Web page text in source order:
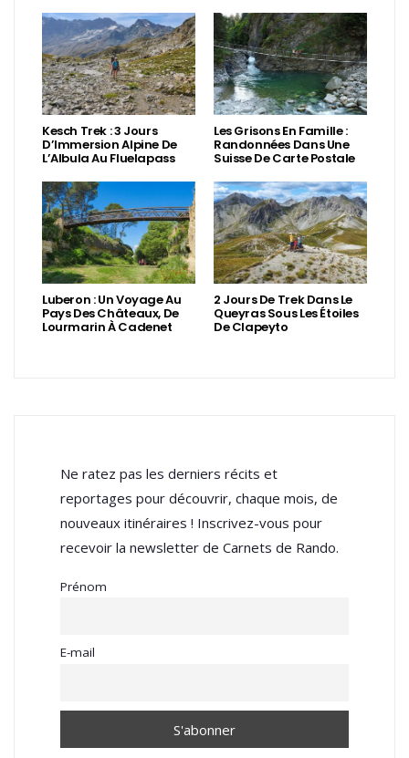
Kesch Trek : 3 Jours
D’Immersion Alpine De
L’Albula Au Fluelapass
Les Grisons En Famille :
Randonnées Dans Une
Suisse De Carte Postale
Luberon : Un Voyage Au
Pays Des Châteaux, De
Lourmarin À Cadenet
2 Jours De Trek Dans Le
Queyras Sous Les Étoiles
De Clapeyto
Ne ratez pas les derniers récits et
reportages pour découvrir, chaque mois, de
nouveaux itinéraires ! Inscrivez-vous pour
recevoir la newsletter de Carnets de Rando.
Prénom
E-mail